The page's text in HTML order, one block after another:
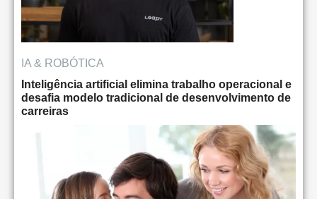
IA & ROBÓTICA
Inteligência artificial elimina trabalho operacional e
desafia modelo tradicional de desenvolvimento de
carreiras